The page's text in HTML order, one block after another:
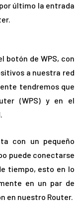
último la entrada
botón de WPS, con
a nuestra red
tendremos que
(WPS) y en el
con un pequeño
puede conectarse
tiempo, esto en lo
en un par de
en nuestro Router.